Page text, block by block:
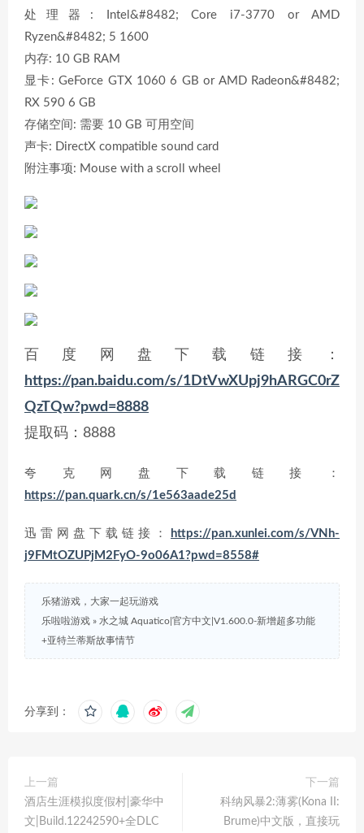
处理器: Intel&#8482; Core i7-3770 or AMD
Ryzen&#8482; 5 1600
内存: 10 GB RAM
显卡: GeForce GTX 1060 6 GB or AMD Radeon&#8482;
RX 590 6 GB
存储空间: 需要 10 GB 可用空间
声卡: DirectX compatible sound card
附注事项: Mouse with a scroll wheel
百度网盘下载链接：
https://pan.baidu.com/s/1DtVwXUpj9hARGC0rZ
QzTQw?pwd=8888
提取码：8888
夸克网盘下载链接：
https://pan.quark.cn/s/1e563aade25d
迅雷网盘下载链接：
https://pan.xunlei.com/s/VNh-
j9FMtOZUPjM2FyO-9o06A1?pwd=8558#
乐猪游戏，大家一起玩游戏
乐啦啦游戏 » 水之城 Aquatico|官方中文|V1.600.0-新增超多功能
+亚特兰蒂斯故事情节
分享到：
上一篇
酒店生涯模拟度假村|豪华中
文|Build.12242590+全DLC
下一篇
科纳风暴2:薄雾(Kona II:
Brume)中文版，直接玩